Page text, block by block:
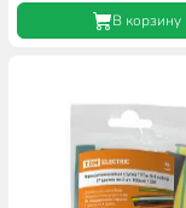
В корзину